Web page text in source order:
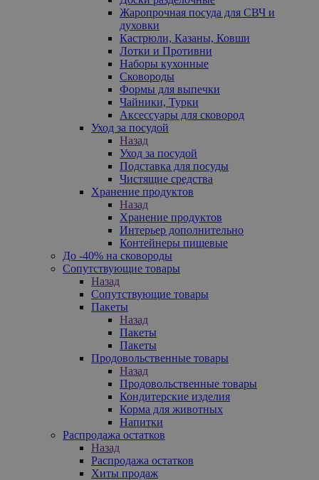
Жаропрочная посуда для СВЧ и
духовки
Кастрюли, Казаны, Ковши
Лотки и Противни
Наборы кухонные
Сковороды
Формы для выпечки
Чайники, Турки
Аксессуары для сковород
Уход за посудой
Назад
Уход за посудой
Подставка для посуды
Чистящие средства
Хранение продуктов
Назад
Хранение продуктов
Интерьер дополнительно
Контейнеры пищевые
До -40% на сковороды
Сопутствующие товары
Назад
Сопутствующие товары
Пакеты
Назад
Пакеты
Пакеты
Продовольственные товары
Назад
Продовольственные товары
Кондитерские изделия
Корма для животных
Напитки
Распродажа остатков
Назад
Распродажа остатков
Хиты продаж